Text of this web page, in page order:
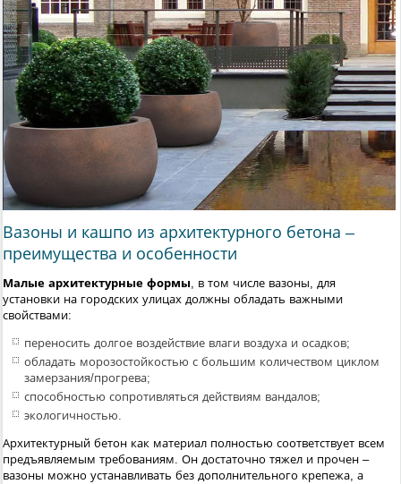
Вазоны и кашпо из архитектурного бетона –
преимущества и особенности
Малые архитектурные формы, в том числе вазоны, для
установки на городских улицах должны обладать важными
свойствами:
переносить долгое воздействие влаги воздуха и осадков;
обладать морозостойкостью с большим количеством циклом
замерзания/прогрева;
способностью сопротивляться действиям вандалов;
экологичностью.
Архитектурный бетон как материал полностью соответствует всем
предъявляемым требованиям. Он достаточно тяжел и прочен –
вазоны можно устанавливать без дополнительного крепежа, а